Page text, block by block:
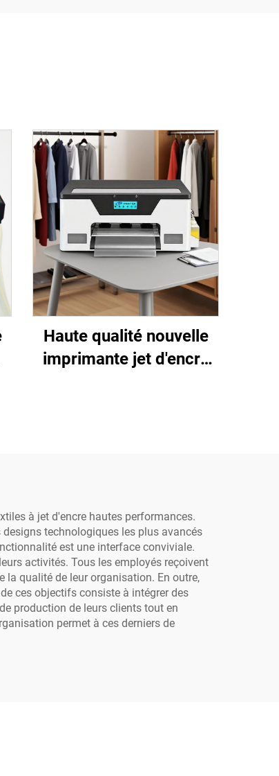
Haute qualité nouvelle
imprimante jet d'encre
à jet d'encre hautes performances.
technologiques les plus avancés
est une interface conviviale.
activités. Tous les employés reçoivent
qualité de leur organisation. En outre,
ces objectifs consiste à intégrer des
production de leurs clients tout en
permet à ces derniers de